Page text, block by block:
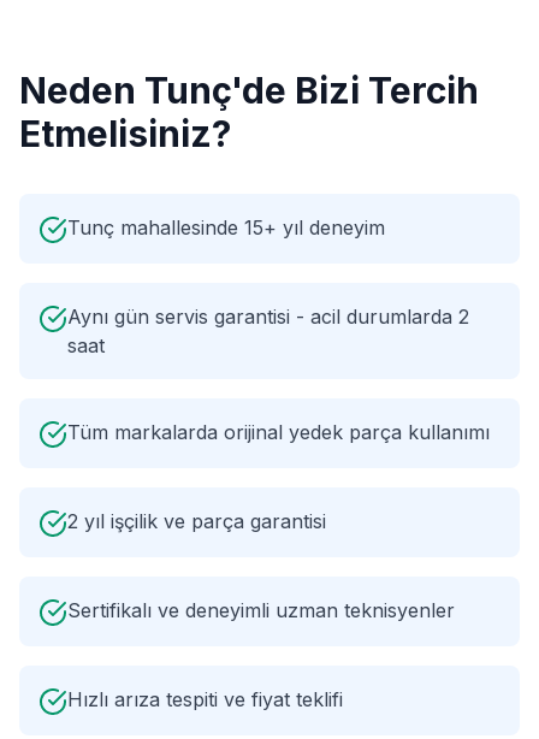
Neden Tunç'de Bizi Tercih
Etmelisiniz?
Tunç mahallesinde 15+ yıl deneyim
Aynı gün servis garantisi - acil durumlarda 2
saat
Tüm markalarda orijinal yedek parça kullanımı
2 yıl işçilik ve parça garantisi
Sertifikalı ve deneyimli uzman teknisyenler
Hızlı arıza tespiti ve fiyat teklifi